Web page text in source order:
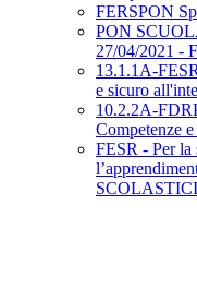
FERSPON
PON
27/04/2021 -
13.1.1A-
e sicuro
10.2.2A-
Competenze
FESR - Per la